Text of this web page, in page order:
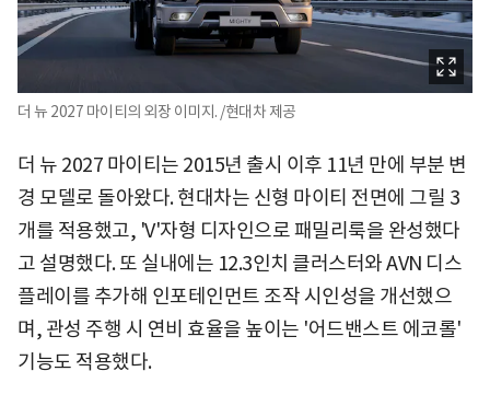
더 뉴 2027 마이티의 외장 이미지. /현대차 제공
더 뉴 2027 마이티는 2015년 출시 이후 11년 만에 부분 변
경 모델로 돌아왔다. 현대차는 신형 마이티 전면에 그릴 3
개를 적용했고, 'V'자형 디자인으로 패밀리룩을 완성했다
고 설명했다. 또 실내에는 12.3인치 클러스터와 AVN 디스
플레이를 추가해 인포테인먼트 조작 시인성을 개선했으
며, 관성 주행 시 연비 효율을 높이는 '어드밴스트 에코롤'
기능도 적용했다.